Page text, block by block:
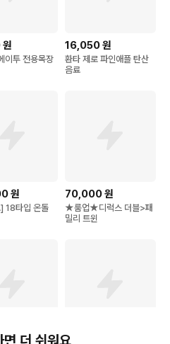
원
이투 전용목장
16,050원
환타 제로 파인애플 탄산
음료
원
18타입 온돌
70,000원
★룸업★디럭스 더블>패
밀리 트윈
면 더 쉬워요